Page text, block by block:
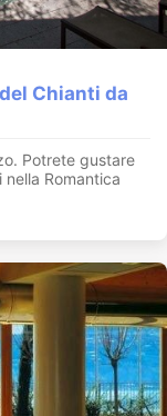
Chianti da
Potrete gustare
Romantica